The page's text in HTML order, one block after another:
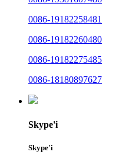
0086-19182258481
0086-19182260480
0086-19182275485
0086-18180897627
Skype'i
Skype'i